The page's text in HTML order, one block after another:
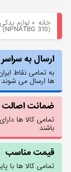
خانه »لوازم
(NPNATBG 310) کیا
ارسال به سراسر
به تمامی نقاط
ها ارسال می شوند
ضمانت اصالت
تمامی کالا ها
باشند
قیمت مناسب
تمامی کالا ها